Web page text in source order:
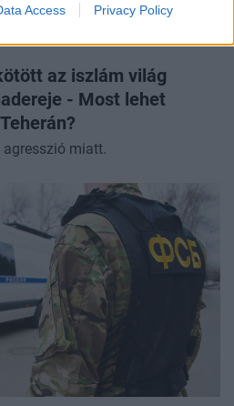
Access Privacy Policy
az iszlám világ
- Most lehet
miatt.